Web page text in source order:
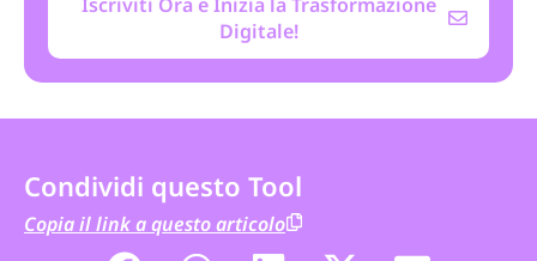
Digitale!
Condividi questo Tool
Copia il link a questo articolo